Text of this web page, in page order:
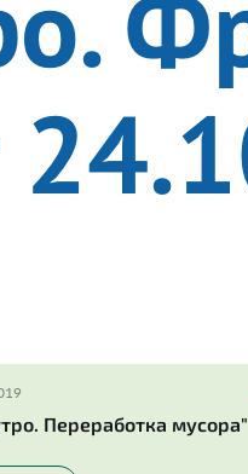
Переработка мусора"